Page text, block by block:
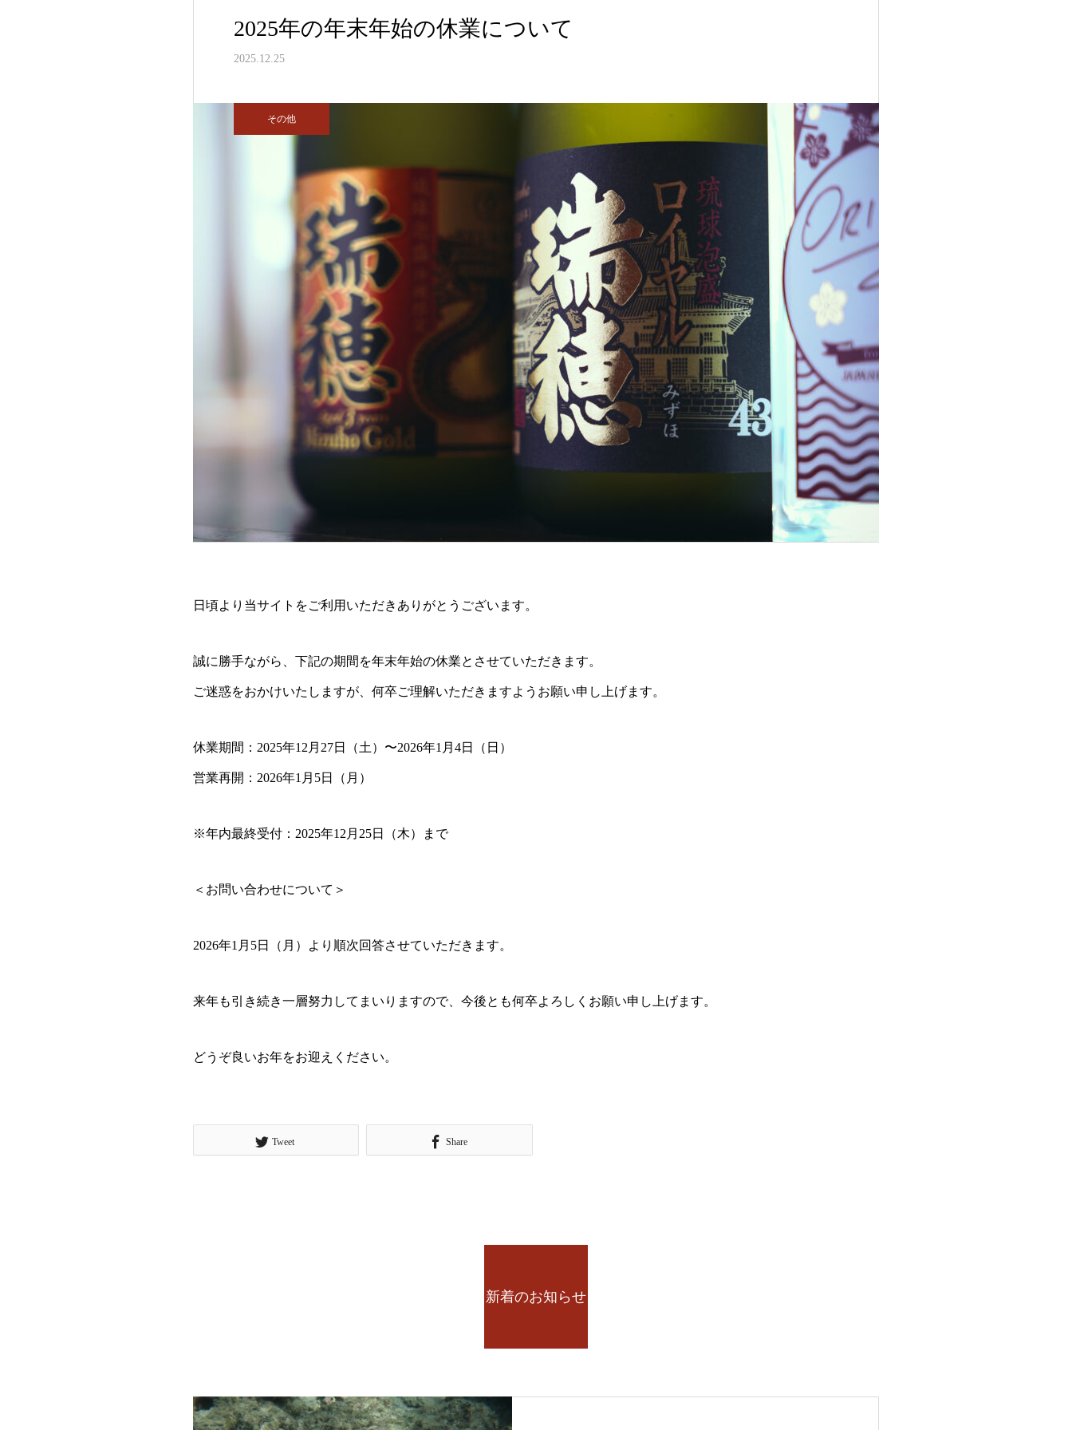
2025年の年末年始の休業について
2025.12.25
その他
日頃より当サイトをご利用いただきありがとうございます。
誠に勝手ながら、下記の期間を年末年始の休業とさせていただきます。
ご迷惑をおかけいたしますが、何卒ご理解いただきますようお願い申し上げます。
休業期間：2025年12月27日（土）〜2026年1月4日（日）
営業再開：2026年1月5日（月）
※年内最終受付：2025年12月25日（木）まで
＜お問い合わせについて＞
2026年1月5日（月）より順次回答させていただきます。
来年も引き続き一層努力してまいりますので、今後とも何卒よろしくお願い申し上げます。
どうぞ良いお年をお迎えください。
Tweet Share
新着のお知らせ